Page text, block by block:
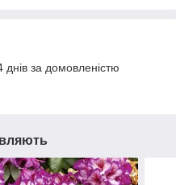
за домовленістю